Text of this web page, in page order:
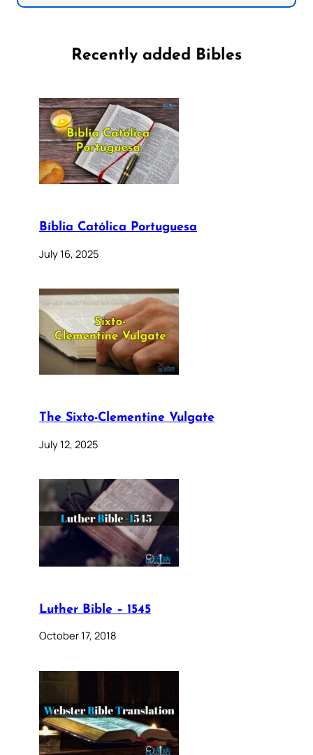
Recently added Bibles
Bíblia Católica Portuguesa
July 16, 2025
The Sixto-Clementine Vulgate
July 12, 2025
Luther Bible – 1545
October 17, 2018